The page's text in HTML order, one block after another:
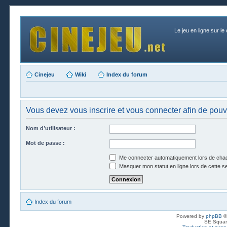
Le jeu en ligne sur le
Cinejeu Wiki Index du forum
Vous devez vous inscrire et vous connecter afin de
Nom d’utilisateur :
Mot de passe :
Me connecter automatiquement lors de
Masquer mon statut en ligne lors de cette
Index du forum
Powered by phpBB
SE